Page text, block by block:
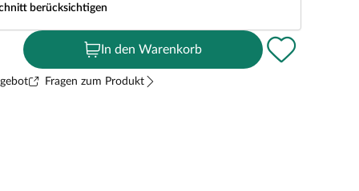
berücksichtigen
In den Warenkorb
Fragen zum Produkt